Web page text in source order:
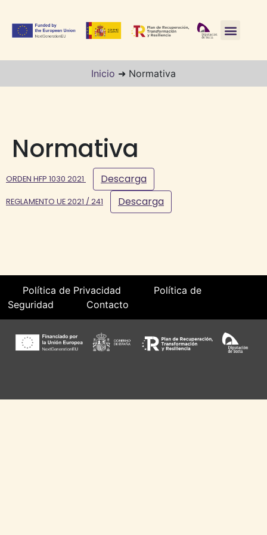
Inicio ➜ Normativa
Normativa
ORDEN HFP 1030 2021 Descarga
REGLAMENTO UE 2021 / 241 Descarga
Política de Privacidad
Política de
Seguridad
Contacto